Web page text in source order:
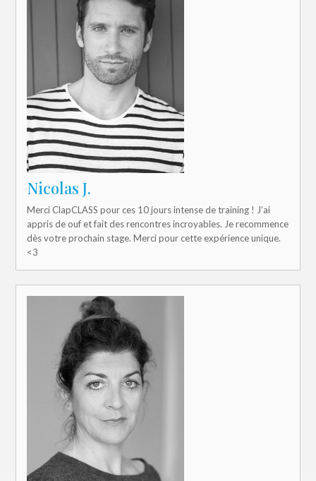
Nicolas J.
Merci ClapCLASS pour ces 10 jours intense de training ! J’ai
appris de ouf et fait des rencontres incroyables. Je recommence
dès votre prochain stage. Merci pour cette expérience unique.
<3